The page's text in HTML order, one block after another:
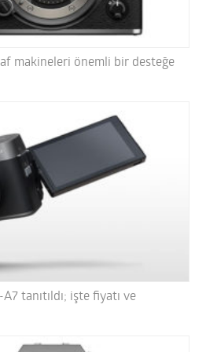
makineleri önemli bir desteğe
tanıtıldı; işte fiyatı ve